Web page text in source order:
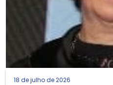
18 de julho de 2026